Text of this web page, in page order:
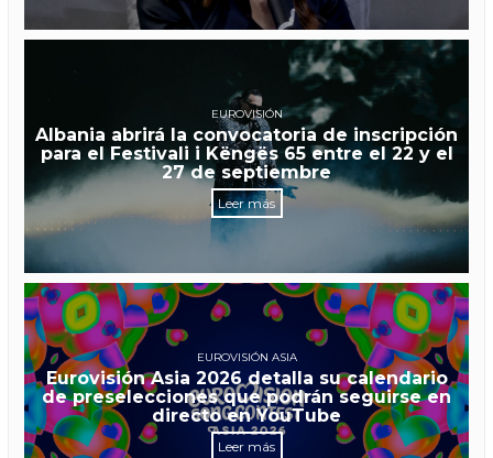
EUROVISIÓN
Albania abrirá la convocatoria de inscripción
para el Festivali i Këngës 65 entre el 22 y el
27 de septiembre
Leer más
EUROVISIÓN ASIA
Eurovisión Asia 2026 detalla su calendario
de preselecciones que podrán seguirse en
directo en YouTube
Leer más